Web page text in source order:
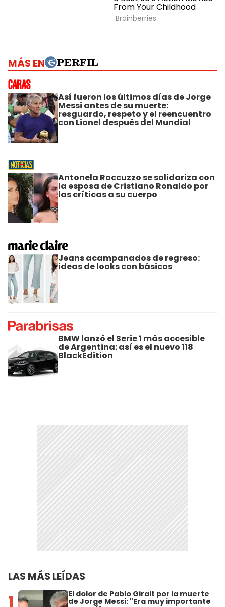
MÁS EN
Así fueron los últimos días de Jorge
Messi antes de su muerte:
resguardo, respeto y el reencuentro
con Lionel después del Mundial
Antonela Roccuzzo se solidariza con
la esposa de Cristiano Ronaldo por
las críticas a su cuerpo
Jeans acampanados de regreso:
ideas de looks con básicos
BMW lanzó el Serie 1 más accesible
de Argentina: así es el nuevo 118
BlackEdition
LAS MÁS LEÍDAS
1 El dolor de Pablo Giralt por la muerte
de Jorge Messi: "Era muy importante